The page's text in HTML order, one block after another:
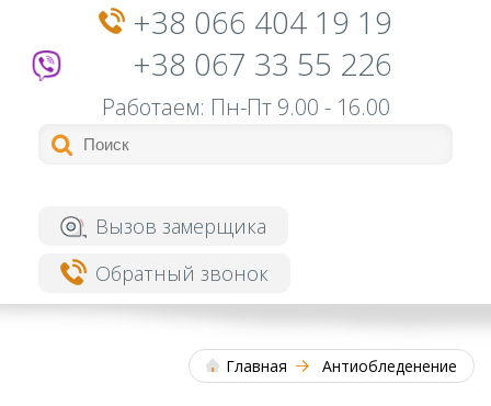
+38 066 404 19 19
+38 067 33 55 226
Работаем: Пн-Пт 9.00 - 16.00
Вызов замерщика
Обратный звонок
Главная Антиобледенение